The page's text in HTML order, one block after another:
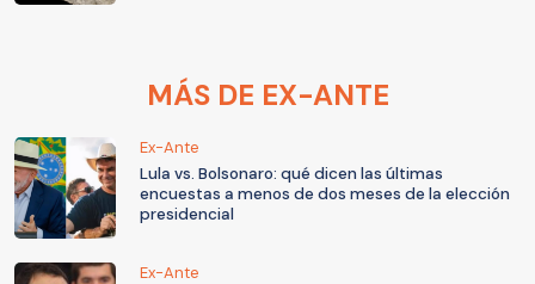
MÁS DE EX-ANTE
Ex-Ante
Lula vs. Bolsonaro: qué dicen las últimas
encuestas a menos de dos meses de la elección
presidencial
Ex-Ante